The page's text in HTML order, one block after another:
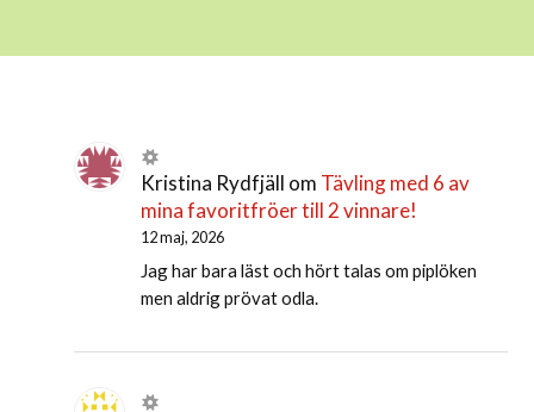
Kristina Rydfjäll om Tävling med 6 av
mina favoritfröer till 2 vinnare!
12 maj, 2026
Jag har bara läst och hört talas om piplöken
men aldrig prövat odla.